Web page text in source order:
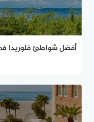
أفضل شواطئ فلوريدا في